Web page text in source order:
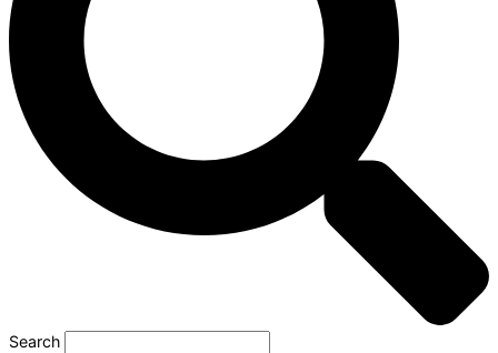
Search